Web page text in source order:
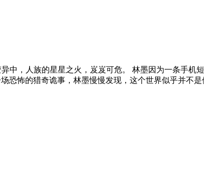
中，人族的星星之火，岌岌可危。 林墨因为一条手机
恐怖的猎奇诡事，林墨慢慢发现，这个世界似乎并不